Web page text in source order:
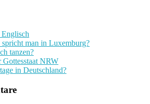
spricht man in Luxemburg?
tanzen?
NRW
in Deutschland?